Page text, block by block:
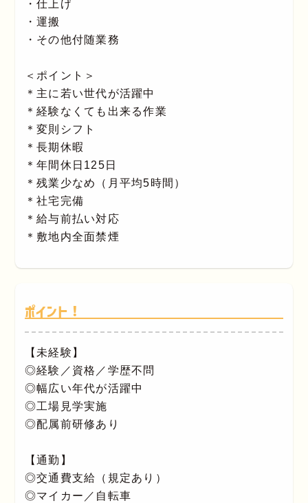
・仕上げ
・運搬
・その他付随業務
＜ポイント＞
＊主に若い世代が活躍中
＊経験なくても出来る作業
＊変則シフト
＊長期休暇
＊年間休日125日
＊残業少なめ（月平均5時間）
＊社宅完備
＊給与前払い対応
＊敷地内全面禁煙
ポイント！
【未経験】
◎経験／資格／学歴不問
◎幅広い年代が活躍中
◎工場見学実施
◎配属前研修あり
【通勤】
◎交通費支給（規定あり）
◎マイカー／自転車